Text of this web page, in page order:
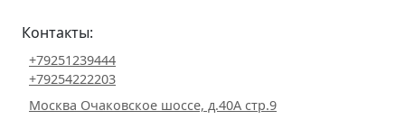
Контакты:
+79251239444
+79254222203
Москва Очаковское шоссе, д.40А стр.9